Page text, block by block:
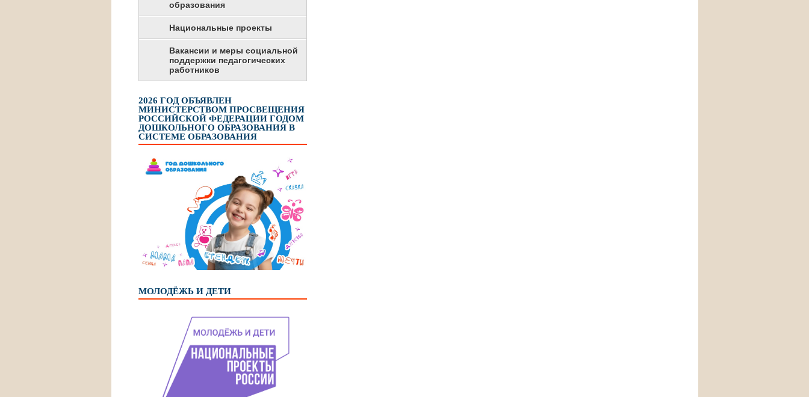
образования
Национальные проекты
Вакансии и меры социальной
поддержки педагогических
работников
2026 ГОД ОБЪЯВЛЕН
МИНИСТЕРСТВОМ ПРОСВЕЩЕНИЯ
РОССИЙСКОЙ ФЕДЕРАЦИИ ГОДОМ
ДОШКОЛЬНОГО ОБРАЗОВАНИЯ В
СИСТЕМЕ ОБРАЗОВАНИЯ
МОЛОДЁЖЬ И ДЕТИ